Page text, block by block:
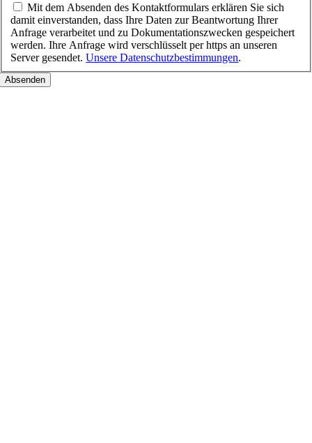
Mit dem Absenden des Kontaktformulars erklären Sie sich
damit einverstanden, dass Ihre Daten zur Beantwortung Ihrer
Anfrage verarbeitet und zu Dokumentationszwecken gespeichert
werden. Ihre Anfrage wird verschlüsselt per https an unseren
Server gesendet.Unsere Datenschutzbestimmungen.